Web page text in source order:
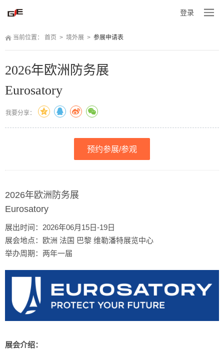
登录
当前位置： 首页 > 境外展 > 参展申请表
2026年欧洲防务展
Eurosatory
我要分享：
预约参展/参观
2026年欧洲防务展
Eurosatory
展出时间：2026年06月15日-19日
展会地点：欧洲 法国 巴黎 维勒潘特展览中心
举办周期：两年一届
展会介绍：